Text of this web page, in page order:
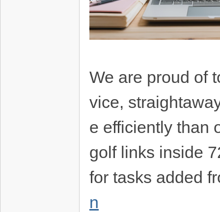
We are proud of
vice,
e efficiently than
golf links inside
for tasks added
n